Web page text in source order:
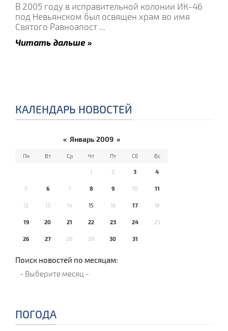
В 2005 году в исправительной колонии ИК-46
под Невьянском был освящен храм во имя
Святого Равноапост ...
Читать дальше »
КАЛЕНДАРЬ НОВОСТЕЙ
« Январь 2009 »
Пн Вт Ср Чт Пт Сб Вс
1 2 3 4
5 6 7 8 9 10 11
12 13 14 15 16 17 18
19 20 21 22 23 24 25
26 27 28 29 30 31
Поиск новостей по месяцам:
ПОГОДА